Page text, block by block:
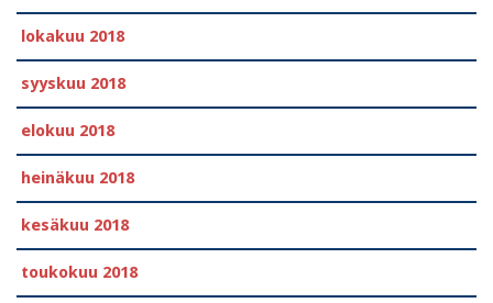
lokakuu 2018
syyskuu 2018
elokuu 2018
heinäkuu 2018
kesäkuu 2018
toukokuu 2018